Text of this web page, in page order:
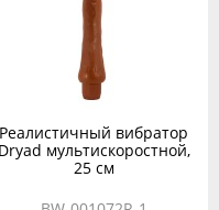
Реалистичный вибратор
Dryad мультискоростной,
25 см